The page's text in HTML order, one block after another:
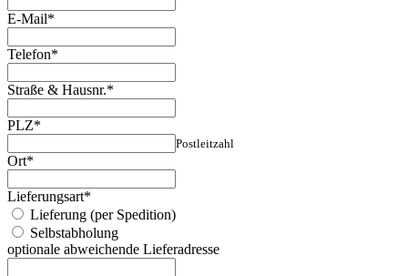
E-Mail*
Telefon*
Straße & Hausnr.*
PLZ*
Postleitzahl
Ort*
Lieferungsart*
Lieferung (per Spedition)
Selbstabholung
optionale abweichende Lieferadresse